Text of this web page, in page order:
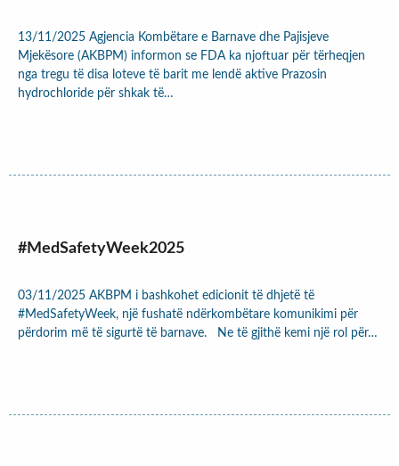
13/11/2025 Agjencia Kombëtare e Barnave dhe Pajisjeve
Mjekësore (AKBPM) informon se FDA ka njoftuar për tërheqjen
nga tregu të disa loteve të barit me lendë aktive Prazosin
hydrochloride për shkak të…
#MedSafetyWeek2025
03/11/2025 AKBPM i bashkohet edicionit të dhjetë të
#MedSafetyWeek, një fushatë ndërkombëtare komunikimi për
përdorim më të sigurtë të barnave. Ne të gjithë kemi një rol për…